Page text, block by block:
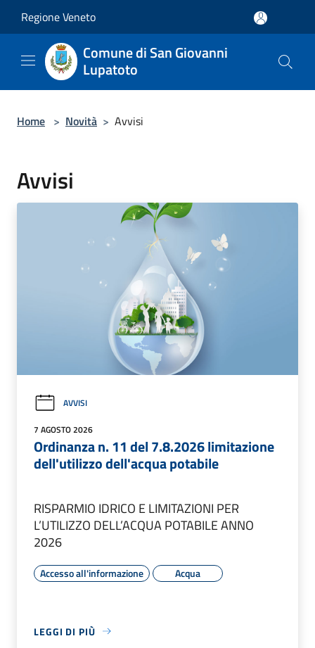
Regione Veneto
Comune di San Giovanni
Lupatoto
Home > Novità > Avvisi
Avvisi
AVVISI
7 AGOSTO 2026
Ordinanza n. 11 del 7.8.2026 limitazione
dell'utilizzo dell'acqua potabile
RISPARMIO IDRICO E LIMITAZIONI PER
L’UTILIZZO DELL’ACQUA POTABILE ANNO
2026
Accesso all'informazione Acqua
LEGGI DI PIÙ